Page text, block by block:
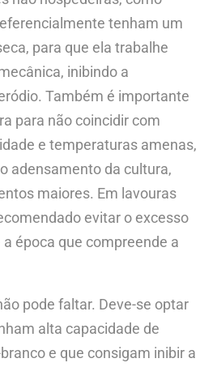
tenham um
para que ela trabalhe
inibindo a
Também é importante
para não coincidir com
e temperaturas amenas,
adensamento da cultura,
maiores. Em lavouras
evitar o excesso
época que compreende a
pode faltar. Deve-se optar
alta capacidade de
e que consigam inibir a